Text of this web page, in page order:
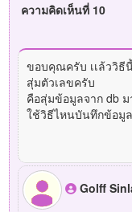
ความคิดเห็นที่ 10
ขอบคุณครับ เเล้ววิธี
สุ่มตัวเลขครับ
คือสุ่มข้อมูลจาก db ม
ใช้วิธีไหนบันทึกข้อมู
Golff